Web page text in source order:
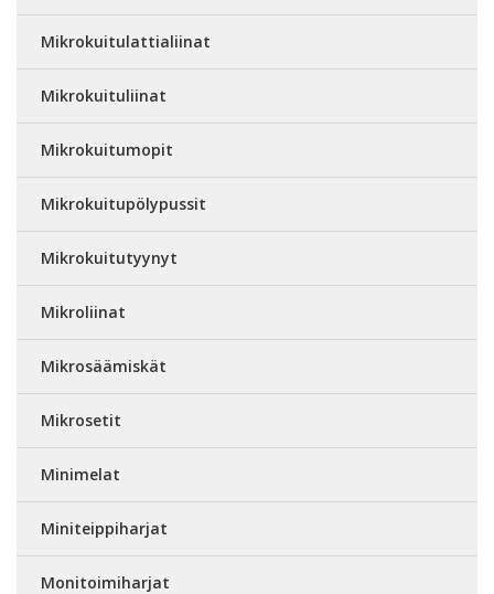
Mikrokuitulattialiinat
Mikrokuituliinat
Mikrokuitumopit
Mikrokuitupölypussit
Mikrokuitutyynyt
Mikroliinat
Mikrosäämiskät
Mikrosetit
Minimelat
Miniteippiharjat
Monitoimiharjat